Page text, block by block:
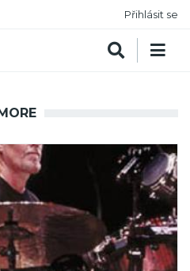
Přihlásit se